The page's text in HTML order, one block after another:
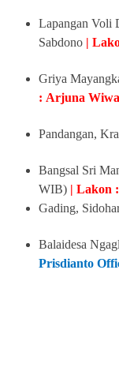
Lapangan Voli
Sabdono |
Griya
: Arjuna
Pandangan,
Bangsal Sri
WIB) | Lakon
Gading,
Balaidesa
Prisdianto